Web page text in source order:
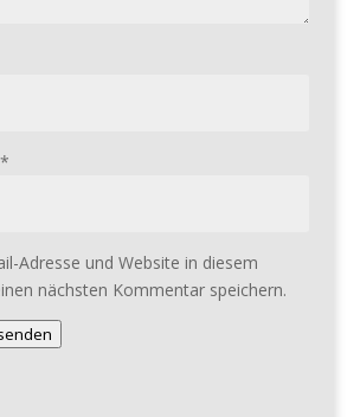
*
Adresse und Website in diesem
nächsten Kommentar speichern.